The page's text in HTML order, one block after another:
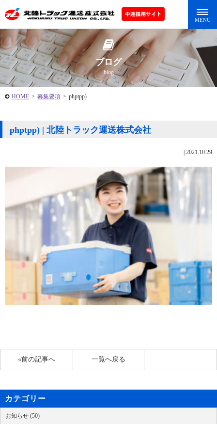
ブログ
blog
HOME > 募集要項 > phptpp)
phptpp) | 北陸トラック運送株式会社
2021.10.29
«前の記事へ 一覧へ戻る
カテゴリー
お知らせ (50)